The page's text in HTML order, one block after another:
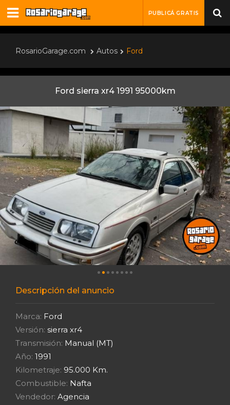
PUBLICÁ GRATIS
RosarioGarage.com Autos Ford
Ford sierra xr4 1991 95000km
Descripción del anuncio
Marca: Ford
Versión: sierra xr4
Transmisión: Manual (MT)
Año: 1991
Kilometraje: 95.000 Km.
Combustible: Nafta
Vendedor: Agencia